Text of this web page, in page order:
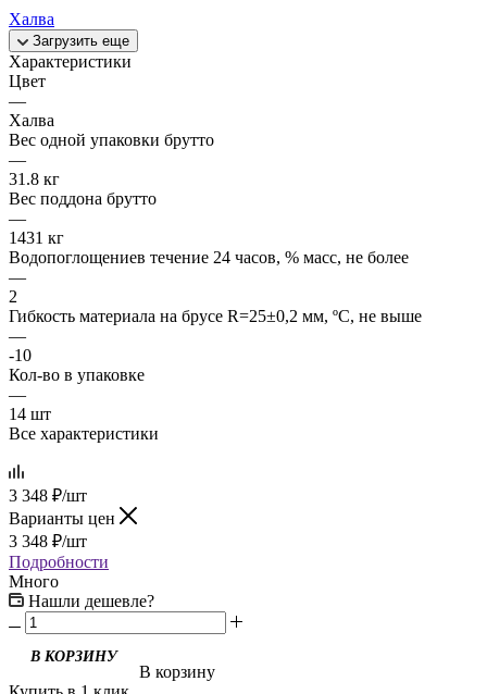
Халва
Загрузить еще
Характеристики
Цвет
—
Халва
Вес одной упаковки брутто
—
31.8 кг
Вес поддона брутто
—
1431 кг
Водопоглощениев течение 24 часов, % масс, не более
—
2
Гибкость материала на брусе R=25±0,2 мм, ºС, не выше
—
-10
Кол-во в упаковке
—
14 шт
Все характеристики
3 348 ₽/шт
Варианты цен
3 348 ₽/шт
Подробности
Много
Нашли дешевле?
В корзину